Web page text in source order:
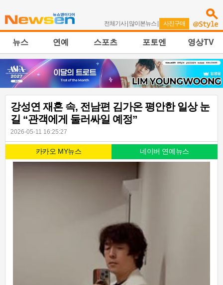
전체기사| 많이본뉴스 | 사진구매
뉴스 연예 스포츠 포토엔 영상TV
강성연 재혼 속, 전남편 김가온 평안한 일상 눈
길 “관객에게 둘러싸일 예정”
2026-05-11 16:25:27
카카오 MY뉴스 네이버 연예뉴스